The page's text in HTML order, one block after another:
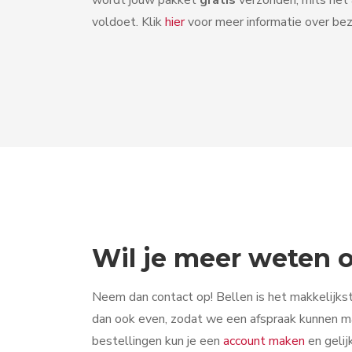
voldoet. Klikhiervoor meer informatie over
Wil je meer weten
Neem dan contact op! Bellen is het
dan ook even, zodat we een afspraak kunnen
bestellingen kun je een account maken en